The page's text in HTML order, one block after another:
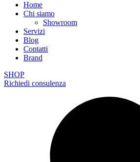
Home
Chi siamo
Showroom
Servizi
Blog
Contatti
Brand
SHOP
Richiedi consulenza